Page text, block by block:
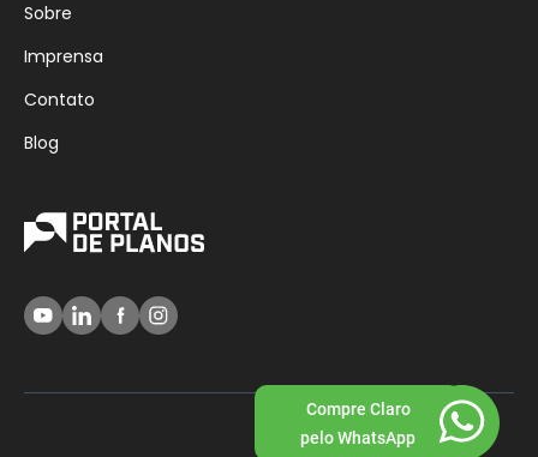
Sobre
Imprensa
Contato
Blog
Compre Claro
pelo WhatsApp